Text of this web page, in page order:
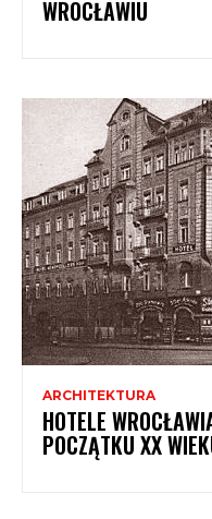
WROCŁAWIU
ARCHITEKTURA
HOTELE
POCZĄTKU XX